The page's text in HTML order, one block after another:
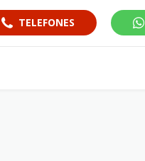
TELEFONES